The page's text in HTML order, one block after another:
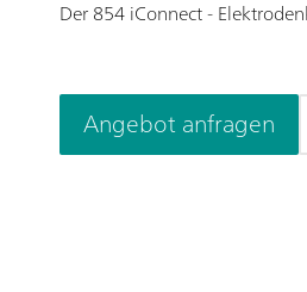
Der 854 iConnect -
Angebot anfragen